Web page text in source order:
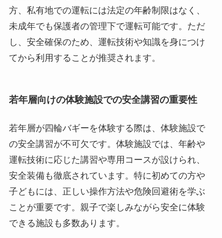
方、私有地での運転には法定の年齢制限はなく、
未成年でも保護者の管理下で運転可能です。ただ
し、安全確保のため、運転技術や知識を身につけ
てから利用することが推奨されます。
若年層向けの体験施設での安全講習の重要性
若年層が四輪バギーを体験する際は、体験施設で
の安全講習が不可欠です。体験施設では、年齢や
運転技術に応じた講習や専用コースが設けられ、
安全装備も徹底されています。特に初めての方や
子どもには、正しい操作方法や危険回避術を学ぶ
ことが重要です。親子で楽しみながら安全に体験
できる施設も多数あります。